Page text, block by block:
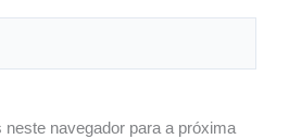
neste navegador para a próxima